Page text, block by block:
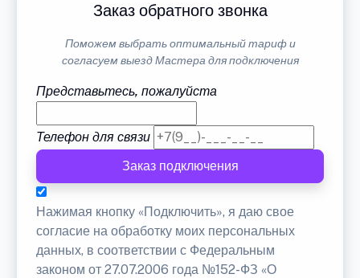
Заказ обратного звонка
Поможем выбрать оптимальный тариф и
согласуем выезд Мастера для подключения
Представьтесь, пожалуйста
Телефон для связи
Заказ подключения
Нажимая кнопку «Подключить», я даю свое
согласие на обработку моих персональных
данных, в соответствии с Федеральным
законом от 27.07.2006 года №152-ФЗ «О